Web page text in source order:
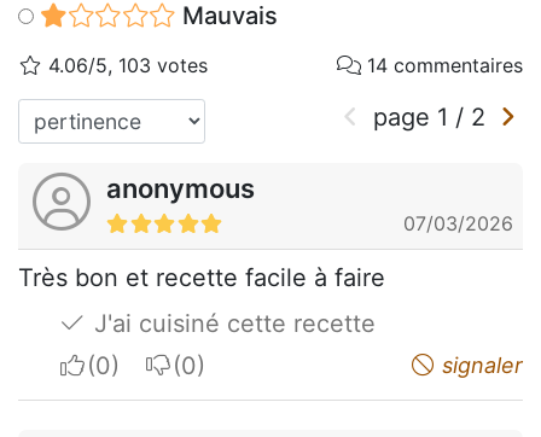
Mauvais
4.06/5, 103 votes 14 commentaires
page 1 / 2
anonymous
07/03/2026
Très bon et recette facile à faire
J'ai cuisiné cette recette
I apreciateI do not appreciate signaler